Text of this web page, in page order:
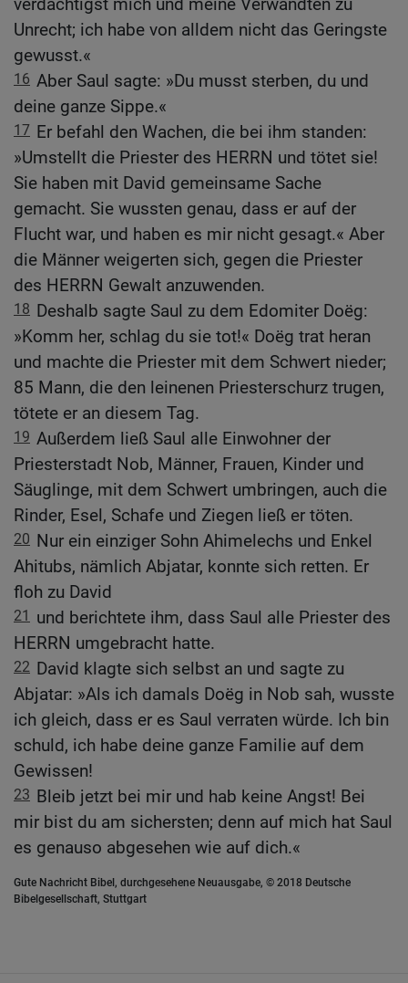
verdächtigst mich und meine Verwandten zu
Unrecht; ich habe von alldem nicht das Geringste
gewusst.«
16 Aber Saul sagte: »Du musst sterben, du und
deine ganze Sippe.«
17 Er befahl den Wachen, die bei ihm standen:
»Umstellt die Priester des HERRN und tötet sie!
Sie haben mit David gemeinsame Sache
gemacht. Sie wussten genau, dass er auf der
Flucht war, und haben es mir nicht gesagt.« Aber
die Männer weigerten sich, gegen die Priester
des HERRN Gewalt anzuwenden.
18 Deshalb sagte Saul zu dem Edomiter Doëg:
»Komm her, schlag du sie tot!« Doëg trat heran
und machte die Priester mit dem Schwert nieder;
85 Mann, die den leinenen Priesterschurz trugen,
tötete er an diesem Tag.
19 Außerdem ließ Saul alle Einwohner der
Priesterstadt Nob, Männer, Frauen, Kinder und
Säuglinge, mit dem Schwert umbringen, auch die
Rinder, Esel, Schafe und Ziegen ließ er töten.
20 Nur ein einziger Sohn Ahimelechs und Enkel
Ahitubs, nämlich Abjatar, konnte sich retten. Er
floh zu David
21
und berichtete ihm, dass Saul alle Priester des
HERRN umgebracht hatte.
22 David klagte sich selbst an und sagte zu
Abjatar: »Als ich damals Doëg in Nob sah, wusste
ich gleich, dass er es Saul verraten würde. Ich bin
schuld, ich habe deine ganze Familie auf dem
Gewissen!
23 Bleib jetzt bei mir und hab keine Angst! Bei
mir bist du am sichersten; denn auf mich hat Saul
es genauso abgesehen wie auf dich.«
Gute Nachricht Bibel, durchgesehene Neuausgabe, © 2018 Deutsche
Bibelgesellschaft, Stuttgart